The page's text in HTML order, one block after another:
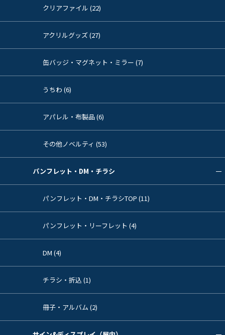
クリアファイル (22)
アクリルグッズ (27)
缶バッジ・マグネット・ミラー (7)
うちわ (6)
アパレル・布製品 (6)
その他ノベルティ (53)
パンフレット・DM・チラシ
パンフレット・DM・チラシTOP (11)
パンフレット・リーフレット (4)
DM (4)
チラシ・折込 (1)
冊子・アルバム (2)